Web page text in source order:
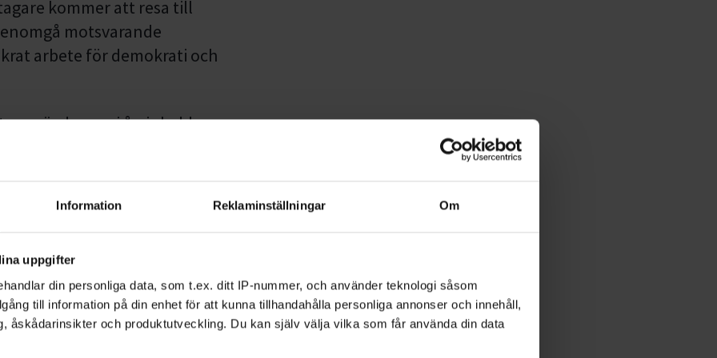
Information Reklaminställningar Om
uppgifter
din personliga data, som t.ex. ditt IP-nummer, och använder teknologi såsom
till information på din enhet för att kunna tillhandahålla personliga annonser och innehåll,
åskådarinsikter och produktutveckling. Du kan själv välja vilka som får använda din data
kommer att resa till
motsvarande
arbete för demokrati och
ägde rum i år, inleddes
transnationella
uppmärksamhet
den 3 juni 2025 vid den
for the Education of
om demokrati och
(MIK), bidrar projektet till att
av desinformation,